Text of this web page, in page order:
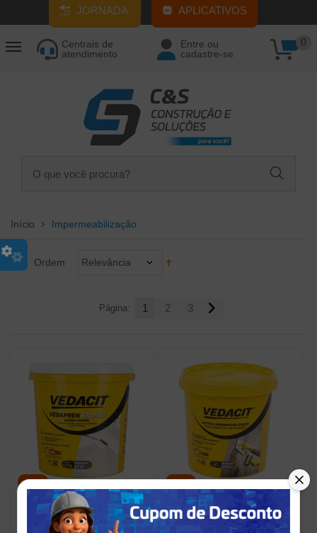
JORNADA APLICATIVOS
Centrais de
atendimento
Entre ou
cadastre-se
0
Início Impermeabilização
Ordem Relevância
Página: 1 2 3
Manta Líquida
Impermeabilizante P/
Lajes Vedapren Branco
7%
Aditivo Impermeabilizante
P/ Concreto E
Argamassa 3,6kg Vedacit
9%